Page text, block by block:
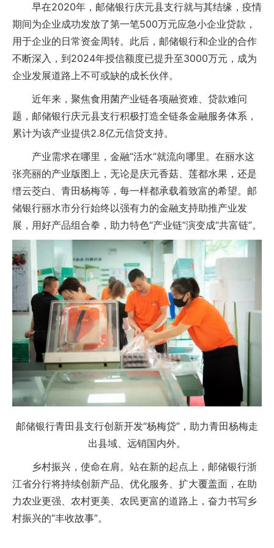
早在2020年，邮储银行庆元县支行就与其结缘，疫情
期间为企业成功发放了第一笔500万元应急小企业贷款，
用于企业的日常资金周转。此后，邮储银行和企业的合作
不断深入，到2024年授信额度已提升至3000万元，成为
企业发展道路上不可或缺的成长伙伴。
近年来，聚焦食用菌产业链各项融资难、贷款难问
题，邮储银行庆元县支行积极打造全链条金融服务体系，
累计为该产业提供2.8亿元信贷支持。
产业需求在哪里，金融“活水”就流向哪里。在丽水这
张亮丽的产业版图上，无论是庆元香菇、莲都水果，还是
缙云茭白、青田杨梅等，每一样都承载着致富的希望。邮
储银行丽水市分行始终以强有力的金融支持助推产业发
展，用好产品组合拳，助力特色“产业链”演变成“共富链”。
邮储银行青田县支行创新开发“杨梅贷”，助力青田杨梅走
出县域、远销国内外。
乡村振兴，使命在肩。站在新的起点上，邮储银行浙
江省分行将持续创新产品、优化服务、扩大覆盖面，在助
力农业更强、农村更美、农民更富的道路上，奋力书写乡
村振兴的“丰收故事”。